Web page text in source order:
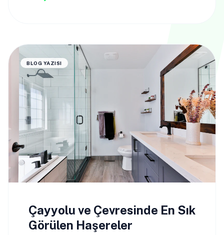
BLOG YAZISI
Çayyolu ve Çevresinde En Sık
Görülen Haşereler